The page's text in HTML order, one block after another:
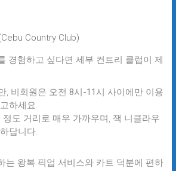
Country Club)
경험하고 싶다면 세부 컨트리 클럽이 제
, 비회원은 오전 8시-11시 사이에만 이용
하세요.
정도 거리로 매우 가까우며, 잭 니클라우
답니다.
는 왕복 픽업 서비스와 카트 덕분에 편하